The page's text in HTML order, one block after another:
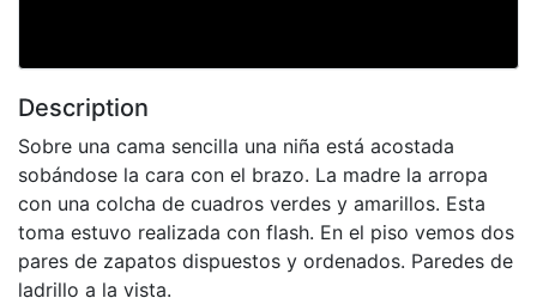
Description
Sobre una cama sencilla una niña está acostada
sobándose la cara con el brazo. La madre la arropa
con una colcha de cuadros verdes y amarillos. Esta
toma estuvo realizada con flash. En el piso vemos dos
pares de zapatos dispuestos y ordenados. Paredes de
ladrillo a la vista.